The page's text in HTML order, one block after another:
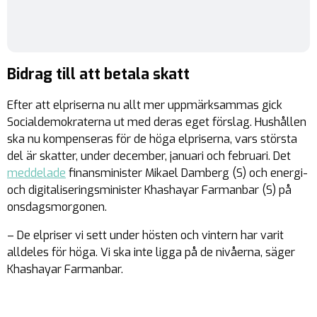
Bidrag till att betala skatt
Efter att elpriserna nu allt mer uppmärksammas gick
Socialdemokraterna ut med deras eget förslag. Hushållen
ska nu kompenseras för de höga elpriserna, vars största
del är skatter, under december, januari och februari. Det
meddelade finansminister Mikael Damberg (S) och energi-
och digitaliseringsminister Khashayar Farmanbar (S) på
onsdagsmorgonen.
– De elpriser vi sett under hösten och vintern har varit
alldeles för höga. Vi ska inte ligga på de nivåerna, säger
Khashayar Farmanbar.